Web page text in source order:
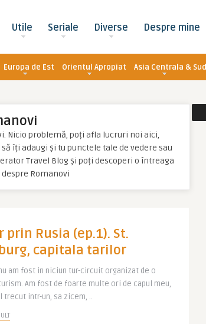
Utile Seriale Diverse Despre mine
Europa de Est Orientul Apropiat Asia Centrala & Sud
Nicio problemă, poți afla lucruri noi aici,
îți adaugi și tu punctele tale de vedere sau
Travel Blog și poți descoperi o întreaga
Romanovi
prin Rusia (ep.1). St.
capitala tarilor
am fost in niciun tur-circuit organizat de o
Am fost de foarte multe ori de capul meu,
trecut intr-un, sa zicem, ..